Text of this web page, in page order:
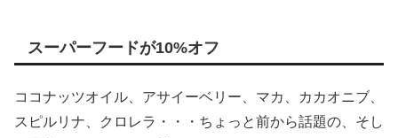
スーパーフードが10%オフ
ココナッツオイル、アサイーベリー、マカ、カカオニブ、
スピルリナ、クロレラ・・・ちょっと前から話題の、そし